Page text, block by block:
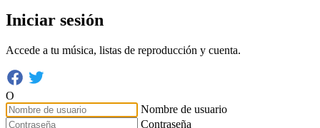
Iniciar sesión
Accede a tu música, listas de reproducción y cuenta.
O
Nombre de usuario
Contraseña